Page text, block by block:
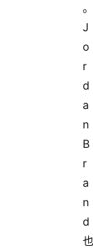
。
J
o
r
d
a
n
B
r
a
n
d
也